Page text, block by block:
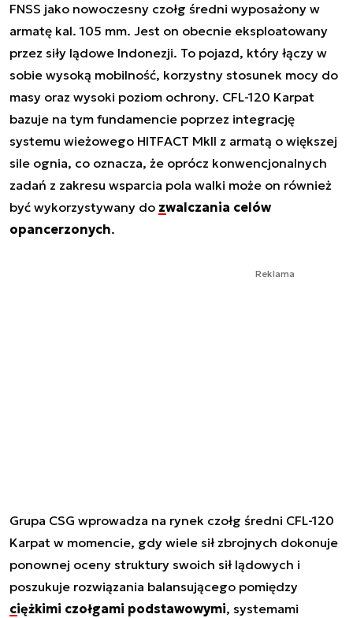
FNSS jako nowoczesny czołg średni wyposażony w
armatę kal. 105 mm. Jest on obecnie eksploatowany
przez siły lądowe Indonezji. To pojazd, który łączy w
sobie wysoką mobilność, korzystny stosunek mocy do
masy oraz wysoki poziom ochrony. CFL-120 Karpat
bazuje na tym fundamencie poprzez integrację
systemu wieżowego HITFACT MkII z armatą o większej
sile ognia, co oznacza, że oprócz konwencjonalnych
zadań z zakresu wsparcia pola walki może on również
być wykorzystywany do zwalczania celów
opancerzonych.
Reklama
Grupa CSG wprowadza na rynek czołg średni CFL-120
Karpat w momencie, gdy wiele sił zbrojnych dokonuje
ponownej oceny struktury swoich sił lądowych i
poszukuje rozwiązania balansującego pomiędzy
ciężkimi czołgami podstawowymi, systemami